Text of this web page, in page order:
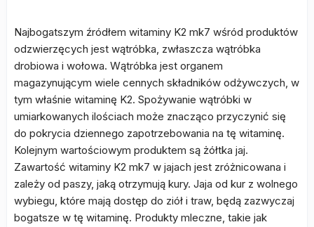
Najbogatszym źródłem witaminy K2 mk7 wśród produktów
odzwierzęcych jest wątróbka, zwłaszcza wątróbka
drobiowa i wołowa. Wątróbka jest organem
magazynującym wiele cennych składników odżywczych, w
tym właśnie witaminę K2. Spożywanie wątróbki w
umiarkowanych ilościach może znacząco przyczynić się
do pokrycia dziennego zapotrzebowania na tę witaminę.
Kolejnym wartościowym produktem są żółtka jaj.
Zawartość witaminy K2 mk7 w jajach jest zróżnicowana i
zależy od paszy, jaką otrzymują kury. Jaja od kur z wolnego
wybiegu, które mają dostęp do ziół i traw, będą zazwyczaj
bogatsze w tę witaminę. Produkty mleczne, takie jak